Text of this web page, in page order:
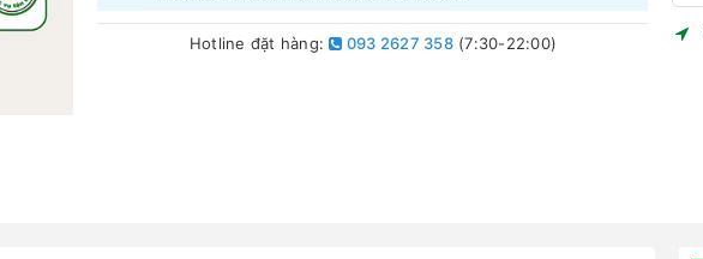
Hotline đặt hàng: 093 2627 358(7:30-22:00)